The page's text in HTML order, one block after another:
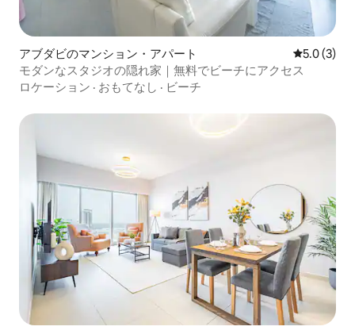
アブダビのマンション・アパート レビュー3
5.0 (3)
モダンなスタジオの隠れ家｜無料でビーチにアクセス
ロケーション · おもてなし · ビーチ